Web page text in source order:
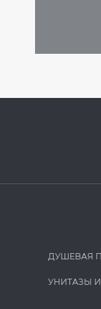
ДУШЕВАЯ
УНИТАЗЫ